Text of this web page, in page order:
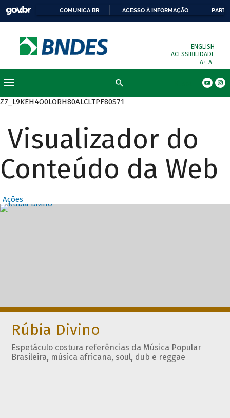
COMUNICA BR ACESSO À INFORMAÇÃO
ENGLISH
ACESSIBILIDADE
A+ A-
Z7_L9KEH4O0LORH80ALCLTPF80S71
Visualizador do
Conteúdo da Web
Ações
Destaques
Rúbia Divino
Espetáculo costura referências da Música Popular
Brasileira, música africana, soul, dub e reggae